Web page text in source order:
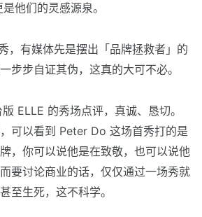
他们的灵感源泉。
，有媒体先是摆出「品牌拯救者」的
步步自证其伪，这真的大可不必。
ELLE 的秀场点评，真诚、恳切。
可以看到 Peter Do 这场首秀打的是
，你可以说他是在致敬，也可以说他
要讨论商业的话，仅仅通过一场秀就
至生死，这不科学。